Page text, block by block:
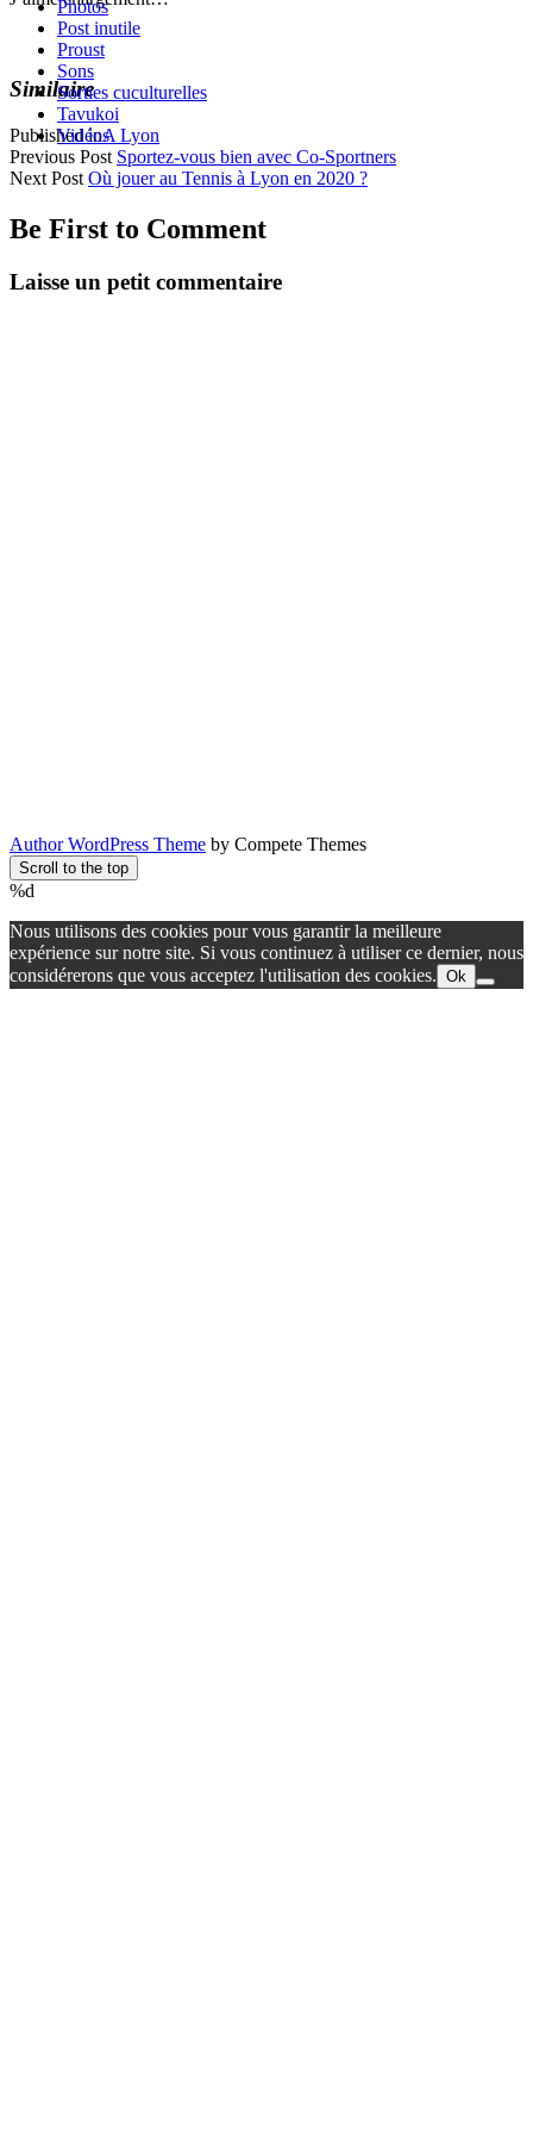
Photos
Post inutile
Proust
Sons
Sorties cuculturelles
Tavukoi
Vidéos
Similaire
Published inA Lyon
Previous Post Sportez-vous bien avec Co-Sportners
Next Post Où jouer au Tennis à Lyon en 2020 ?
Be First to Comment
Laisse un petit commentaire
Author WordPress Theme by Compete Themes
Scroll to the top
%d
Nous utilisons des cookies pour vous garantir la meilleure
expérience sur notre site. Si vous continuez à utiliser ce dernier, nous
considérerons que vous acceptez l'utilisation des cookies. Ok